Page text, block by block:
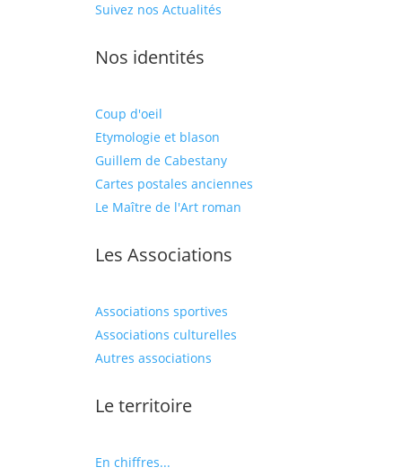
Suivez nos Actualités
Nos identités
Coup d'oeil
Etymologie et blason
Guillem de Cabestany
Cartes postales anciennes
Le Maître de l'Art roman
Les Associations
Associations sportives
Associations culturelles
Autres associations
Le territoire
En chiffres...